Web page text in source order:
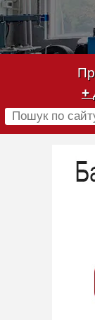
+